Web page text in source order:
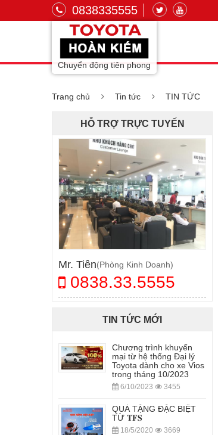
0838335555
Chuyển động tiên phong
Trang chủ Tin tức TIN TỨC
HỖ TRỢ TRỰC TUYẾN
Mr. Tiên(Phòng Kinh Doanh)
0838.33.5555
TIN TỨC MỚI
Chương trình khuyến
mại từ hệ thống Đại lý
Toyota dành cho xe Vios
trong tháng 10/2023
6/10/2023 3455
QUÀ TẶNG ĐẶC BIỆT
TỪ 𝐓𝐅𝐒
18/5/2020 3669